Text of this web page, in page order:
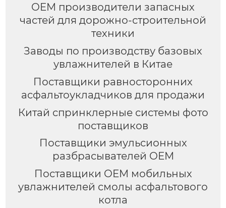
OEM производители запасных
частей для дорожно-строительной
техники
Заводы по производству базовых
увлажнителей в Китае
Поставщики равносторонних
асфальтоукладчиков для продажи
Китай спринклерные системы фото
поставщиков
Поставщики эмульсионных
разбрасывателей OEM
Поставщики OEM мобильных
увлажнителей смолы асфальтового
котла